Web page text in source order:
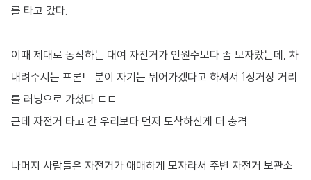
를 타고 갔다.
이때 제대로 동작하는 대여 자전거가 인원수보다 좀 모자랐는데, 차
내려주시는 프론트 분이 자기는 뛰어가겠다고 하셔서 1정거장 거리
를 러닝으로 가셨다 ㄷㄷ
근데 자전거 타고 간 우리보다 먼저 도착하신게 더 충격
나머지 사람들은 자전거가 애매하게 모자라서 주변 자전거 보관소